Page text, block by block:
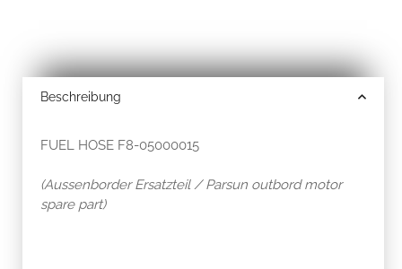
Beschreibung
FUEL HOSE F8-05000015
(Aussenborder Ersatzteil / Parsun outbord motor
spare part)